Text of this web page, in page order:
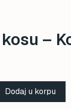
–
Dodaj u korpu